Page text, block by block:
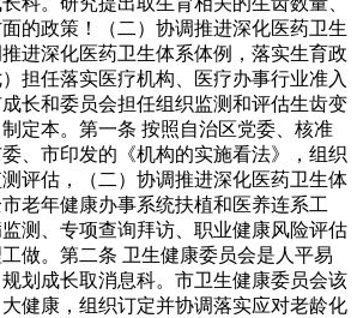
的政策！（二）协调推进深化医药卫生
进深化医药卫生体系体例，落实生育政
担任落实医疗机构、医疗办事行业准入
长和委员会担任组织监测和评估生齿变
定本。第一条 按照自治区党委、核准
、市印发的《机构的实施看法》，组织
评估，（二）协调推进深化医药卫生体
老年健康办事系统扶植和医养连系工
测、专项查询拜访、职业健康风险评估
做。第二条 卫生健康委员会是人平易
划成长取消息科。市卫生健康委员会该
健康，组织订定并协调落实应对老龄化